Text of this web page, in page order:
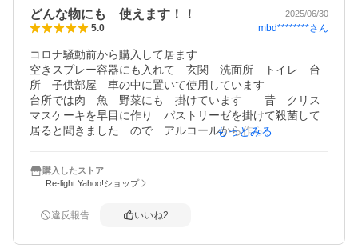
ました。3/11注文、3/13には到着しました。有難う御座い
ました。
どんな物にも 使えます！！ 2025/06/30
5.0 mbd********さん
コロナ騒動前から購入して居ます
空きスプレー容器にも入れて　玄関　洗面所　トイレ　台
所　子供部屋　車の中に置いて使用しています
台所では肉　魚　野菜にも　掛けています　　昔　クリス
マスケーキを早目に作り　パストリーゼを掛けて殺菌して
居ると聞きました　ので　アルコールから作られたパスト
持ち帰り品に　全て包装の上からもスプレーします　そし
て保存　冷蔵庫へ
㌔缶を開けると、補充注文して居りましたが
もっとみる
購入したストア
Re-light Yahoo!ショップ
違反報告 いいね2